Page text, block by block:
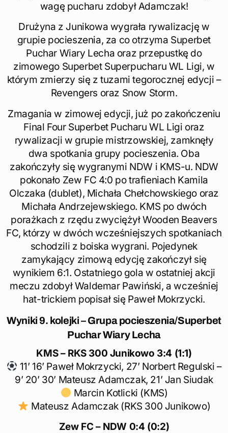
wagę pucharu zdobył Adamczak!
Drużyna z Junikowa wygrała rywalizację w
grupie pocieszenia, za co otrzyma Superbet
Puchar Wiary Lecha oraz przepustkę do
zimowego Superbet Superpucharu WL Ligi, w
którym zmierzy się z tuzami tegorocznej edycji –
Revengers oraz Snow Storm.
Zmagania w zimowej edycji, już po zakończeniu
Final Four Superbet Pucharu WL Ligi oraz
rywalizacji w grupie mistrzowskiej, zamknęły
dwa spotkania grupy pocieszenia. Oba
zakończyły się wygranymi NDW i KMS-u. NDW
pokonało Zew FC 4:0 po trafieniach Kamila
Olczaka (dublet), Michała Chełchowskiego oraz
Michała Andrzejewskiego. KMS po dwóch
porażkach z rzędu zwyciężył Wooden Beavers
FC, którzy w dwóch wcześniejszych spotkaniach
schodzili z boiska wygrani. Pojedynek
zamykający zimową edycję zakończył się
wynikiem 6:1. Ostatniego gola w ostatniej akcji
meczu zdobył Waldemar Pawiński, a wcześniej
hat-trickiem popisał się Paweł Mokrzycki.
Wyniki9. kolejki –Grupa pocieszenia/Superbet
Puchar Wiary Lecha
KMS – RKS 300 Junikowo 3:4 (1:1)
11’ 16’ Paweł Mokrzycki, 27’ Norbert Regulski –
9’ 20’ 30’ Mateusz Adamczak, 21’ Jan Siudak
Marcin Kotlicki (KMS)
Mateusz Adamczak (RKS 300 Junikowo)
Zew FC – NDW 0:4 (0:2)